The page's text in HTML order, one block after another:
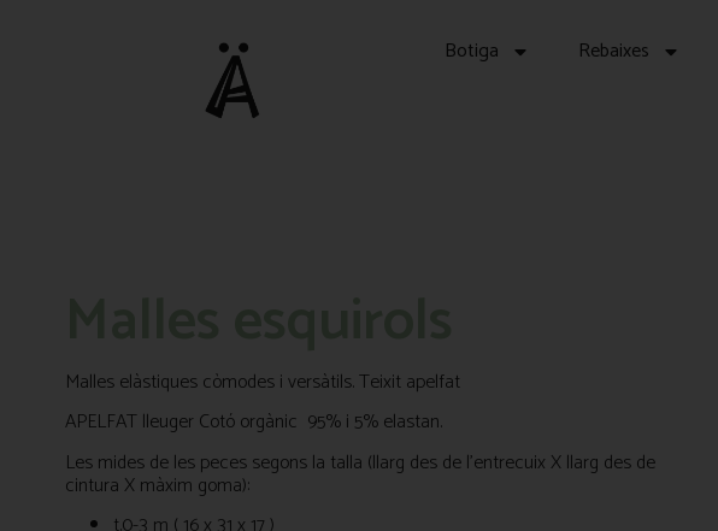
Botiga Rebaixes
Malles elàstiques còmodes i versàtils. Teixit apelfat
APELFAT lleuger Cotó orgànic 95% i 5% elastan.
Les mides de les peces segons la talla (llarg des de l’entrecuix X llarg des de
cintura X màxim goma):